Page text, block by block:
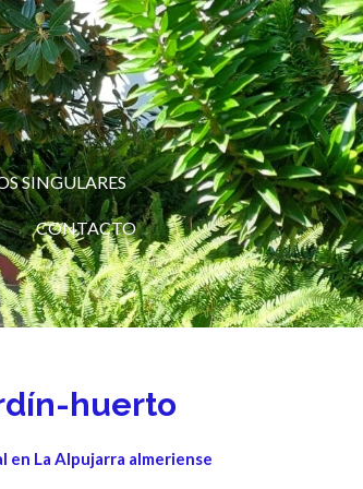
SINGULARES
CONTACTO
huerto
La Alpujarra almeriense